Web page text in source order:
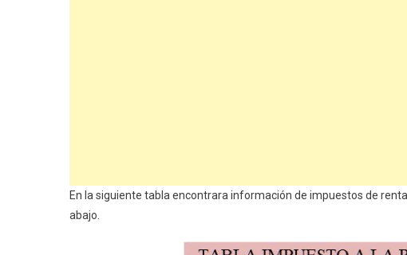
En la siguiente tabla encontrara información de impuestos de
abajo.